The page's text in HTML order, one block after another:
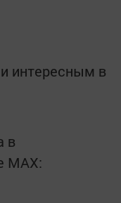
интересным в
в
MАХ: